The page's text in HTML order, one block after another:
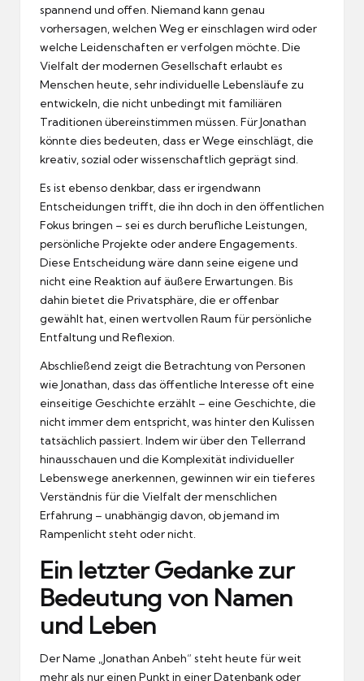
spannend und offen. Niemand kann genau
vorhersagen, welchen Weg er einschlagen wird oder
welche Leidenschaften er verfolgen möchte. Die
Vielfalt der modernen Gesellschaft erlaubt es
Menschen heute, sehr individuelle Lebensläufe zu
entwickeln, die nicht unbedingt mit familiären
Traditionen übereinstimmen müssen. Für Jonathan
könnte dies bedeuten, dass er Wege einschlägt, die
kreativ, sozial oder wissenschaftlich geprägt sind.
Es ist ebenso denkbar, dass er irgendwann
Entscheidungen trifft, die ihn doch in den öffentlichen
Fokus bringen – sei es durch berufliche Leistungen,
persönliche Projekte oder andere Engagements.
Diese Entscheidung wäre dann seine eigene und
nicht eine Reaktion auf äußere Erwartungen. Bis
dahin bietet die Privatsphäre, die er offenbar
gewählt hat, einen wertvollen Raum für persönliche
Entfaltung und Reflexion.
Abschließend zeigt die Betrachtung von Personen
wie Jonathan, dass das öffentliche Interesse oft eine
einseitige Geschichte erzählt – eine Geschichte, die
nicht immer dem entspricht, was hinter den Kulissen
tatsächlich passiert. Indem wir über den Tellerrand
hinausschauen und die Komplexität individueller
Lebenswege anerkennen, gewinnen wir ein tieferes
Verständnis für die Vielfalt der menschlichen
Erfahrung – unabhängig davon, ob jemand im
Rampenlicht steht oder nicht.
Ein letzter Gedanke zur
Bedeutung von Namen
und Leben
Der Name „Jonathan Anbeh“ steht heute für weit
mehr als nur einen Punkt in einer Datenbank oder